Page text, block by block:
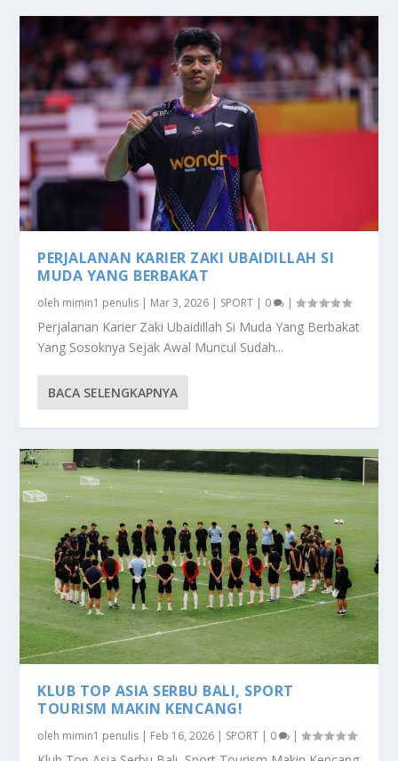
PERJALANAN KARIER ZAKI UBAIDILLAH SI
MUDA YANG BERBAKAT
oleh mimin1 penulis | Mar 3, 2026 | SPORT | 0 |
Perjalanan Karier Zaki Ubaidillah Si Muda Yang Berbakat
Yang Sosoknya Sejak Awal Muncul Sudah...
BACA SELENGKAPNYA
KLUB TOP ASIA SERBU BALI, SPORT
TOURISM MAKIN KENCANG!
oleh mimin1 penulis | Feb 16, 2026 | SPORT | 0 |